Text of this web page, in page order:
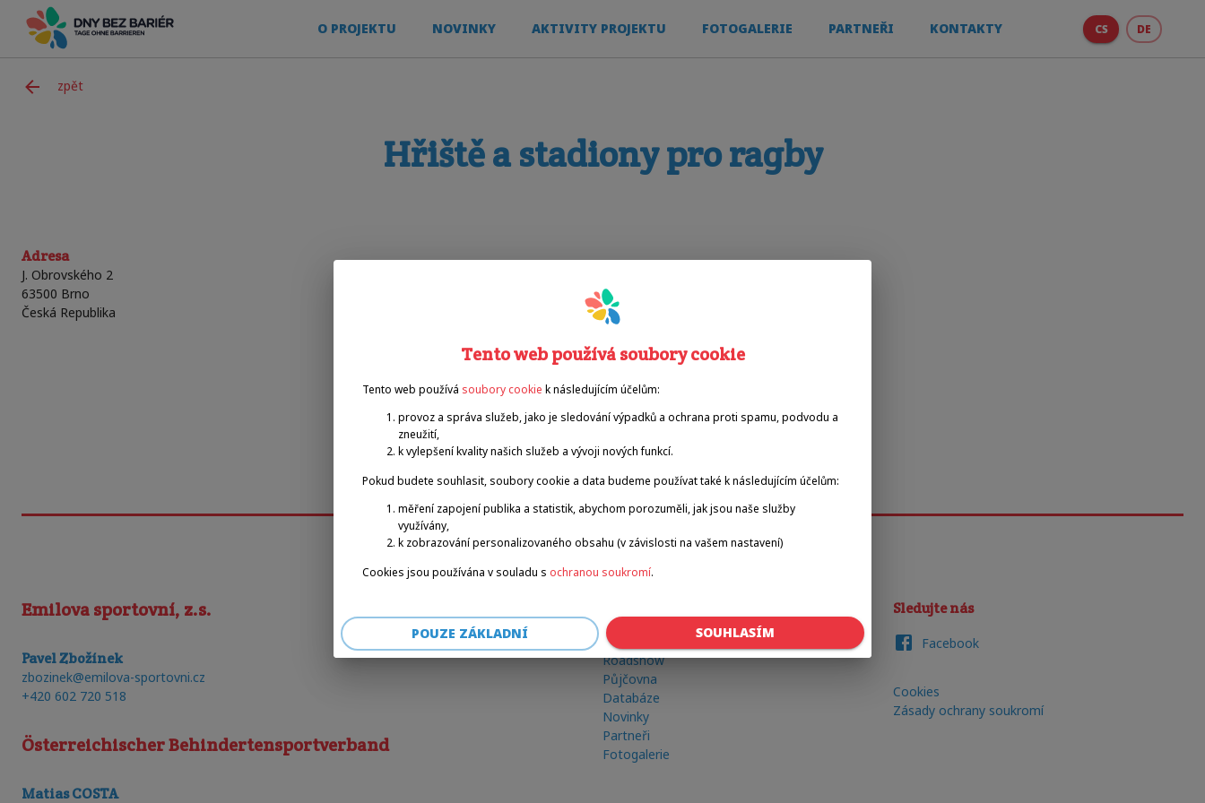
O PROJEKTU NOVINKY AKTIVITY PROJEKTU FOTOGALERIE PARTNEŘI KONTAKTY CS DE
zpět
Hřiště a stadiony pro ragby
Adresa
J. Obrovského 2
63500 Brno
Česká Republika
Emilova sportovní, z.s.
Pavel Zbožínek
zbozinek@emilova-sportovni.cz
+420 602 720 518
Österreichischer Behindertensportverband
Matias COSTA
Zimní hry
Roadshow
Půjčovna
Databáze
Novinky
Partneři
Fotogalerie
Sledujte nás
Facebook
Cookies
Zásady ochrany soukromí
Tento web používá soubory cookie
Tento web používá soubory cookie k následujícím účelům:
provoz a správa služeb, jako je sledování výpadků a ochrana proti spamu, podvodu a
zneužití,
k vylepšení kvality našich služeb a vývoji nových funkcí.
Pokud budete souhlasit, soubory cookie a data budeme používat také k následujícím účelům:
měření zapojení publika a statistik, abychom porozuměli, jak jsou naše služby
využívány,
k zobrazování personalizovaného obsahu (v závislosti na vašem nastavení)
Cookies jsou používána v souladu s ochranou soukromí.
POUZE ZÁKLADNÍ SOUHLASÍM